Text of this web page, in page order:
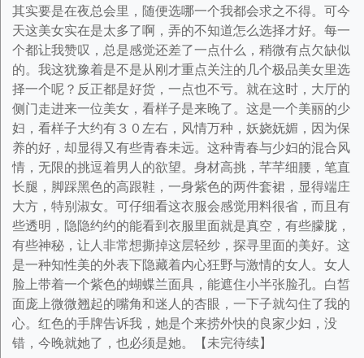
其实要是在夜总会里，随便选哪一个我都会求之不得。可今
天这美女实在是太多了啊，弄的不知道怎么选择才好。每一
个都让我赞叹，总是感觉还差了一点什么，稍微有点欠缺似
的。我这犹豫着是不是从刚才重点关注的几个极品美女里选
择一个呢？反正都是好货，一点也不亏。就在这时，大厅的
侧门走进来一位美女，看样子是来晚了。这是一个美丽的少
妇，看样子大约有３０左右，风情万种，妖娆妩媚，因为保
养的好，却显得又有些青春未远。这种青春与少妇的混合风
情，无限的挑逗着男人的欲望。身材高挑，芊芊细腰，笔直
长腿，脚踩黑色的高跟鞋，一身紫色的两件套裙，显得端庄
大方，特别淑女。可仔细看这衣服会感觉用料很省，而且有
些透明，隐隐约约的能看到衣服里面就是真空，有些朦胧，
有些神秘，让人非常想撕掉这层轻纱，探寻里面的美好。这
是一种知性美的外表下隐藏着内心狂野与激情的女人。女人
脸上带着一个紫色的蝴蝶兰面具，能遮住小半张脸孔。白皙
面庞上微微翘起的嘴角和迷人的杏眼，一下子就勾住了我的
心。红色的手牌告诉我，她是个来捞外快的良家少妇，没
错，今晚就她了，也必须是她。【未完待续】